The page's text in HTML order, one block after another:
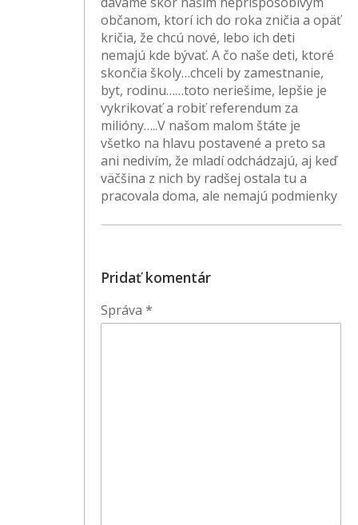
občanom, ktorí ich do roka zničia a opäť
kričia, že chcú nové, lebo ich deti
nemajú kde bývať. A čo naše deti, ktoré
skončia školy…chceli by zamestnanie,
byt, rodinu……toto neriešime, lepšie je
vykrikovať a robiť referendum za
milióny…..V našom malom štáte je
všetko na hlavu postavené a preto sa
ani nedivím, že mladí odchádzajú, aj keď
väčšina z nich by radšej ostala tu a
pracovala doma, ale nemajú podmienky
Pridať komentár
Správa*